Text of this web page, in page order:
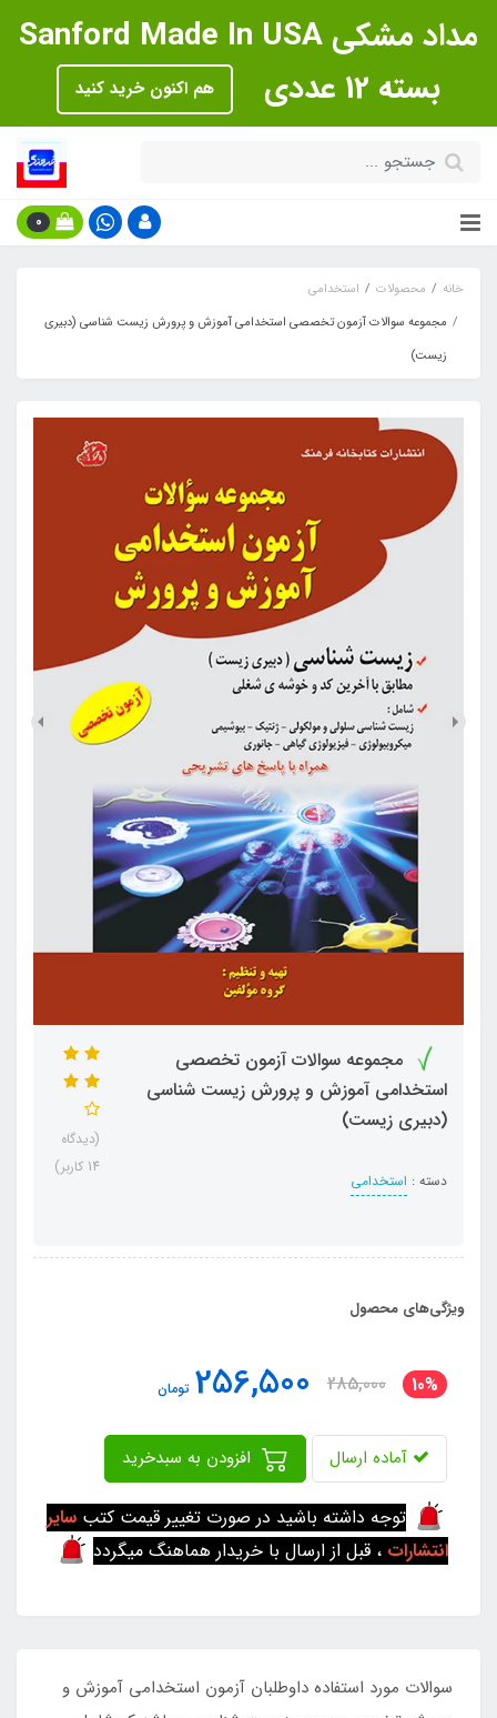
مداد مشکی Sanford Made In USA
بسته 12 عددی
هم اکنون خرید کنید
0
خانه محصولات
استخدامی
مجموعه سوالات آزمون تخصصی استخدامی آموزش و پرورش زیست شناسی (دبیری
زیست)
مجموعه سوالات آزمون تخصصی
استخدامی آموزش و پرورش زیست شناسی
(دبیری زیست)
دسته : استخدامی
(دیدگاه
14 کاربر)
ویژگی‌های محصول
10%
285,000
256,500 تومان
آماده ارسال
توجه داشته باشید در صورت تغییر قیمت کتب سایر
انتشارات ، قبل از ارسال با خریدار هماهنگ میگردد
سوالات مورد استفاده داوطلبان آزمون استخدامی آموزش و